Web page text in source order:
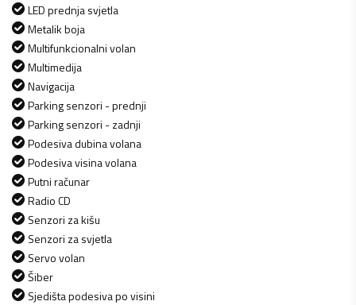
LED prednja svjetla
Metalik boja
Multifunkcionalni volan
Multimedija
Navigacija
Parking senzori - prednji
Parking senzori - zadnji
Podesiva dubina volana
Podesiva visina volana
Putni računar
Radio CD
Senzori za kišu
Senzori za svjetla
Servo volan
Šiber
Sjedišta podesiva po visini